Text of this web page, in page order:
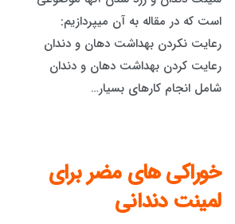
است که در مقاله به آن میپردازیم:
رعایت نکردن بهداشت دهان و دندان
رعایت کردن بهداشت دهان و دندان
شامل انجام کارهای بسیار…
خوراکی های مضر برای
لمینت دندانی